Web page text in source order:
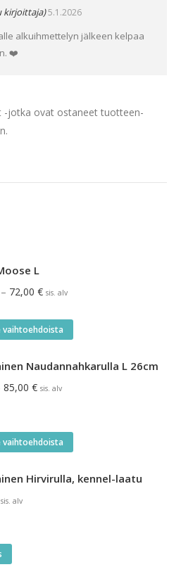
kirjoittaja)5.1.2026
alkuihmettelyn jälkeen kelpaa
❤️
-jotka ovat ostaneet tuotteen-
L
– 72,00 €Hintaluokka:
-
sis. alv
vaihtoehdoista
on
tehdä
valinnat
tuotteen
Naudannahkarulla L 26cm
85,00 €Hintaluokka:
85,00 €
sis. alv
vaihtoehdoista
on
Hirvirulla, kennel-laatu
sis. alv